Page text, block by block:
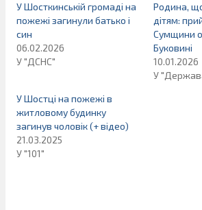
У Шосткинській громаді на
пожежі загинули батько і
син
06.02.2026
У "ДСНС"
Родина,
дітям:
Сумщини
Буковині
10.01.2026
У
У Шостці на пожежі в
житловому будинку
загинув чоловік (+ відео)
21.03.2025
У "101"